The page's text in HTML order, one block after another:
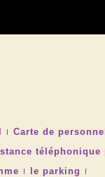
Carte de personnel
le parking